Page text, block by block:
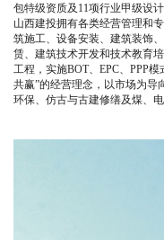
包特级资质及11项行业甲级设
山西建投拥有各类经营管理和
筑施工、设备安装、建筑装饰
赁、建筑技术开发和技术教育
工程，实施BOT、EPC、PPP
共赢”的经营理念，以市场为导
环保、仿古与古建修缮及煤、电